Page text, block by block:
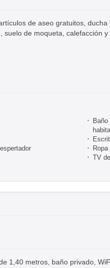
de aseo gratuitos,
de moqueta, calefacción
Baño
TV
1,40 metros, baño privado,